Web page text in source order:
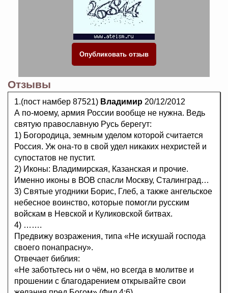
Отзывы
1.(пост намбер 87521) Владимир 20/12/2012
А по-моему, армия России вообще не нужна. Ведь
святую православную Русь берегут:
1) Богородица, земным уделом которой считается
Россия. Уж она-то в свой удел никаких нехристей и
супостатов не пустит.
2) Иконы: Владимирская, Казанская и прочие.
Именно иконы в ВОВ спасли Москву, Сталинград…
3) Святые угодники Борис, Глеб, а также ангельское
небесное воинство, которые помогли русским
войскам в Невской и Куликовской битвах.
4) …….
Предвижу возражения, типа «Не искушай господа
своего понапрасну».
Отвечает библия:
«Не заботьтесь ни о чём, но всегда в молитве и
прошении с благодарением открывайте свои